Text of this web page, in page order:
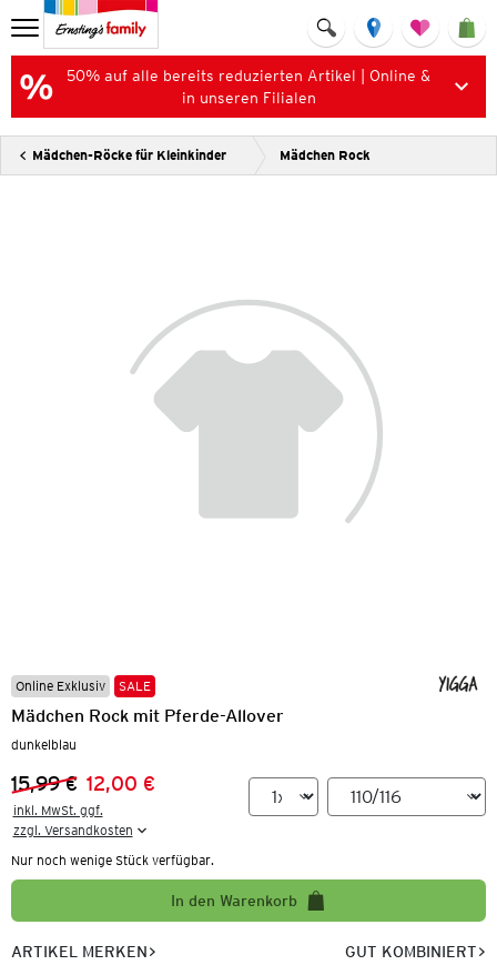
50% auf alle bereits reduzierten Artikel | Online &
in unseren Filialen
Mädchen-Röcke für Kleinkinder Mädchen Rock
Online Exklusiv SALE
Mädchen Rock mit Pferde-Allover
dunkelblau
Vorheriger Preis:
15,99 €
Neuer Preis:
12,00 €
inkl. MwSt. ggf.
zzgl. Versandkosten
Nur noch wenige Stück verfügbar.
In den Warenkorb
ARTIKEL MERKEN GUT KOMBINIERT